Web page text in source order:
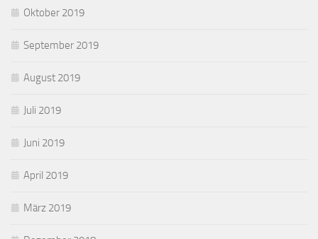
Oktober 2019
September 2019
August 2019
Juli 2019
Juni 2019
April 2019
März 2019